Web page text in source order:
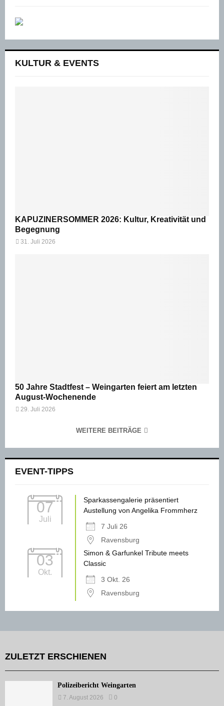
KULTUR & EVENTS
KAPUZINERSOMMER 2026: Kultur, Kreativität und
Begegnung
31. Juli 2026
50 Jahre Stadtfest – Weingarten feiert am letzten
August-Wochenende
29. Juli 2026
WEITERE BEITRÄGE
EVENT-TIPPS
07
Juli
Sparkassengalerie präsentiert
Austellung von Angelika Frommherz
7 Juli 26
Ravensburg
03
Okt.
Simon & Garfunkel Tribute meets
Classic
3 Okt. 26
Ravensburg
ZULETZT ERSCHIENEN
Polizeibericht Weingarten
7. August 2026 0